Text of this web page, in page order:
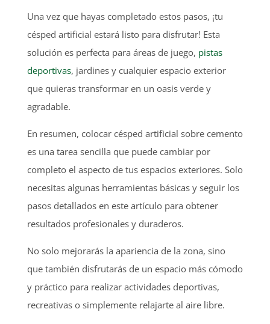
Una vez que hayas completado estos pasos, ¡tu
césped artificial estará listo para disfrutar! Esta
solución es perfecta para áreas de juego, pistas
deportivas, jardines y cualquier espacio exterior
que quieras transformar en un oasis verde y
agradable.
En resumen, colocar césped artificial sobre cemento
es una tarea sencilla que puede cambiar por
completo el aspecto de tus espacios exteriores. Solo
necesitas algunas herramientas básicas y seguir los
pasos detallados en este artículo para obtener
resultados profesionales y duraderos.
No solo mejorarás la apariencia de la zona, sino
que también disfrutarás de un espacio más cómodo
y práctico para realizar actividades deportivas,
recreativas o simplemente relajarte al aire libre.